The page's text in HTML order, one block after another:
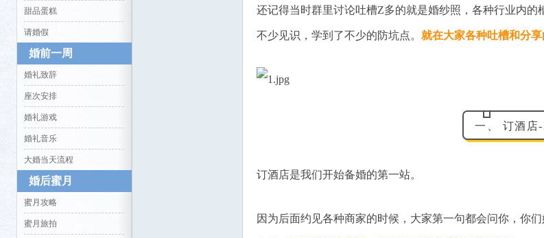
甜品蛋糕
请婚假
婚前一周
婚礼致辞
座次安排
婚礼游戏
婚礼音乐
大婚当天流程
婚后蜜月
蜜月攻略
蜜月旅拍
还记得当时群里讨论吐槽Z多的就是婚纱照，各种行业内
不少见识，学到了不少的防坑点。 就在大家各种吐槽和分
一、 订酒店-
订酒店是我们开始备婚的第一站。
因为后面约见各种商家的时候，大家第一句都会问你，你